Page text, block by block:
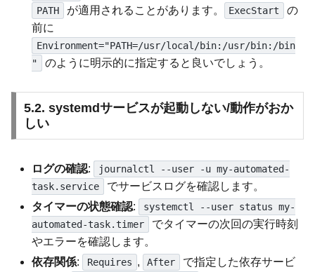
PATH が適用されることがあります。 ExecStart
の
前に
Environment="PATH=/usr/local/bin:/usr/bin:/bin
"
のように明示的に指定すると良いでしょう。
5.2. systemdサービスが起動しない/動作がおか
しい
ログの確認:
journalctl --user -u my-automated-
task.service
でサービスログを確認します。
タイマーの状態確認:
systemctl --user status my-
automated-task.timer
でタイマーの次回の実行時刻
やエラーを確認します。
依存関係: Requires , After
で指定した依存サービ